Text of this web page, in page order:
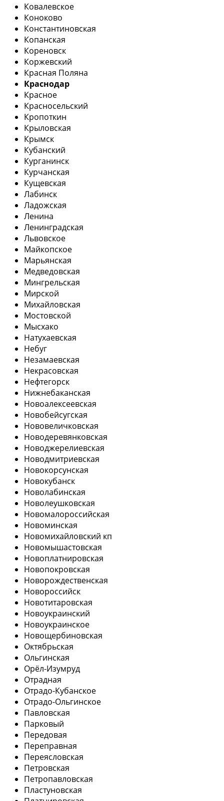
Ковалевское
Коноково
Константиновская
Копанская
Кореновск
Коржевский
Красная Поляна
Краснодар
Красное
Красносельский
Кропоткин
Крыловская
Крымск
Кубанский
Курганинск
Курчанская
Кущевская
Лабинск
Ладожская
Ленина
Ленинградская
Львовское
Майкопское
Марьянская
Медведовская
Мингрельская
Мирской
Михайловская
Мостовской
Мысхако
Натухаевская
Небуг
Незамаевская
Некрасовская
Нефтегорск
Нижнебаканская
Новоалексеевская
Новобейсугская
Нововеличковская
Новодеревянковская
Новоджерелиевская
Новодмитриевская
Новокорсунская
Новокубанск
Новолабинская
Новолеушковская
Новомалороссийская
Новоминская
Новомихайловский кп
Новомышастовская
Новоплатнировская
Новопокровская
Новорождественская
Новороссийск
Новотитаровская
Новоукраинский
Новоукраинское
Новощербиновская
Октябрьская
Ольгинская
Орёл-Изумруд
Отрадная
Отрадо-Кубанское
Отрадо-Ольгинское
Павловская
Парковый
Передовая
Переправная
Переясловская
Петровская
Петропавловская
Пластуновская